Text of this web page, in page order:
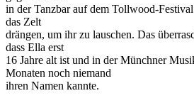
in der Tanzbar auf dem Tollwood-
das Zelt
drängen, um ihr zu lauschen. Das
dass Ella erst
16 Jahre alt ist und in der Münchner
Monaten noch niemand
ihren Namen kannte.